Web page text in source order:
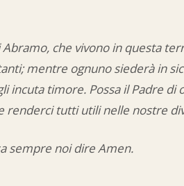
Abramo, che vivono in questa
mentre ognuno siederà in
incuta timore. Possa il Padre
renderci tutti utili nelle nostre
sempre noi dire Amen.